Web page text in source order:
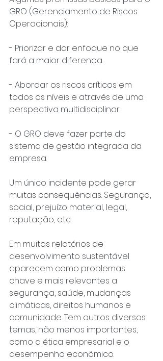
GRO (Gerenciamento de Riscos
Operacionais):
- Priorizar e dar enfoque no que
fará a maior diferença.
- Abordar os riscos críticos em
todos os níveis e através de uma
perspectiva multidisciplinar.
- O GRO deve fazer parte do
sistema de gestão integrada da
empresa.
Um único incidente pode gerar
muitas consequências: Segurança,
social, prejuízo material, legal,
reputação, etc.
Em muitos relatórios de
desenvolvimento sustentável
aparecem como problemas
chave e mais relevantes a
segurança, saúde, mudanças
climáticas, direitos humanos e
comunidade. Tem outros diversos
temas, não menos importantes,
como a ética empresarial e o
desempenho econômico.